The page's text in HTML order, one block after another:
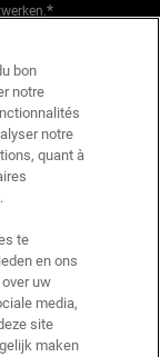
*
worden gebruikt om
toestemming voor
en je
van
merken op
van onze
te allen tijde
Voor meer
Niet cumuleerbaar
met «
te gebruiken per
bon
notre
notre
quant à
te
en ons
uw
media,
site
maken